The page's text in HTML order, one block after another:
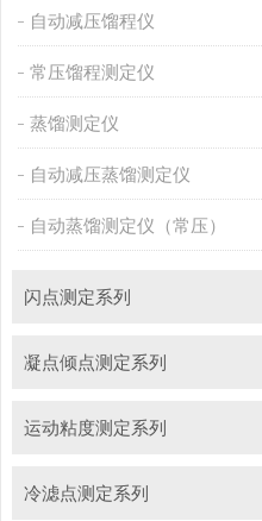
自动减压馏程仪
常压馏程测定仪
蒸馏测定仪
自动减压蒸馏测定仪
自动蒸馏测定仪（常压）
闪点测定系列
凝点倾点测定系列
运动粘度测定系列
冷滤点测定系列